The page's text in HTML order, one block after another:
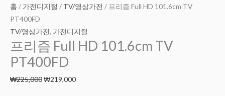
홈 / 가전디지털 / TV/영상가전 / 프리즘 Full HD 101.6cm TV
PT400FD
TV/영상가전, 가전디지털
프리즘 Full HD 101.6cm TV
PT400FD
₩225,000
가
₩225,000.
₩219,000
가
₩219,000.